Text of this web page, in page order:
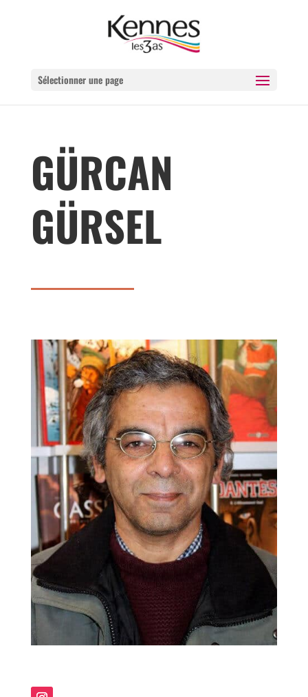
Sélectionner une page
GÜRCAN
GÜRSEL